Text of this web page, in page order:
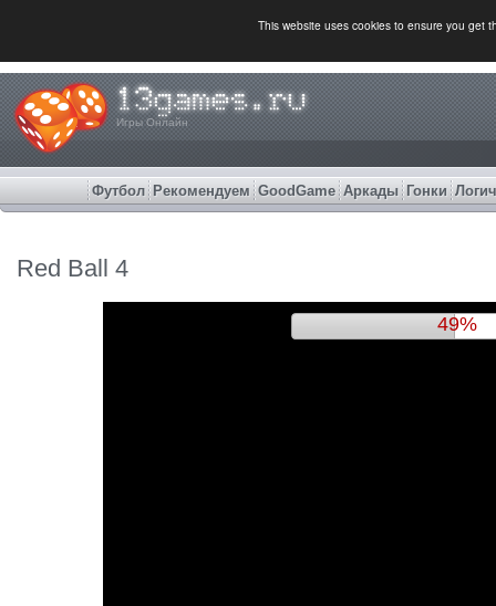
This website uses cookies to ensure you get
Игры Онлайн
Футбол Рекомендуем GoodGame Аркады Гонки
Red Ball 4
52%